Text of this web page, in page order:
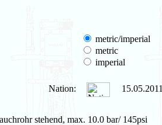
metric/imperial
metric
imperial
Nation: 15.05.2011
stehend, max. 10.0 bar/ 145psi